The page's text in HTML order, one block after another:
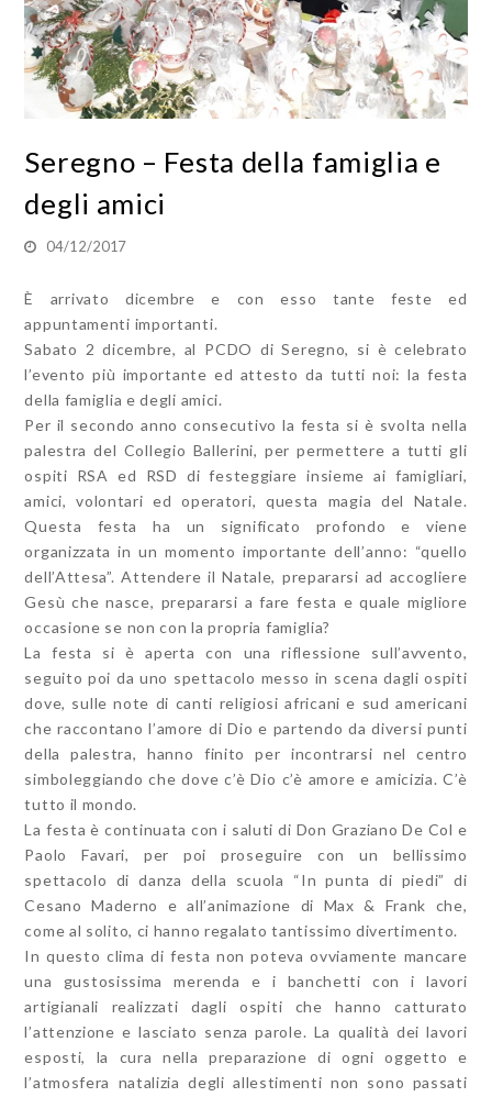
Seregno – Festa della famiglia e
degli amici
04/12/2017
È arrivato dicembre e con esso tante feste ed
appuntamenti importanti.
Sabato 2 dicembre, al PCDO di Seregno, si è celebrato
l’evento più importante ed attesto da tutti noi: la festa
della famiglia e degli amici.
Per il secondo anno consecutivo la festa si è svolta nella
palestra del Collegio Ballerini, per permettere a tutti gli
ospiti RSA ed RSD di festeggiare insieme ai famigliari,
amici, volontari ed operatori, questa magia del Natale.
Questa festa ha un significato profondo e viene
organizzata in un momento importante dell’anno: “quello
dell’Attesa”. Attendere il Natale, prepararsi ad accogliere
Gesù che nasce, prepararsi a fare festa e quale migliore
occasione se non con la propria famiglia?
La festa si è aperta con una riflessione sull’avvento,
seguito poi da uno spettacolo messo in scena dagli ospiti
dove, sulle note di canti religiosi africani e sud americani
che raccontano l’amore di Dio e partendo da diversi punti
della palestra, hanno finito per incontrarsi nel centro
simboleggiando che dove c’è Dio c’è amore e amicizia. C’è
tutto il mondo.
La festa è continuata con i saluti di Don Graziano De Col e
Paolo Favari, per poi proseguire con un bellissimo
spettacolo di danza della scuola “In punta di piedi” di
Cesano Maderno e all’animazione di Max & Frank che,
come al solito, ci hanno regalato tantissimo divertimento.
In questo clima di festa non poteva ovviamente mancare
una gustosissima merenda e i banchetti con i lavori
artigianali realizzati dagli ospiti che hanno catturato
l’attenzione e lasciato senza parole. La qualità dei lavori
esposti, la cura nella preparazione di ogni oggetto e
l’atmosfera natalizia degli allestimenti non sono passati